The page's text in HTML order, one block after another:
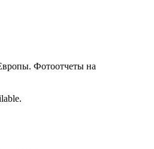
Фотоотчеты на